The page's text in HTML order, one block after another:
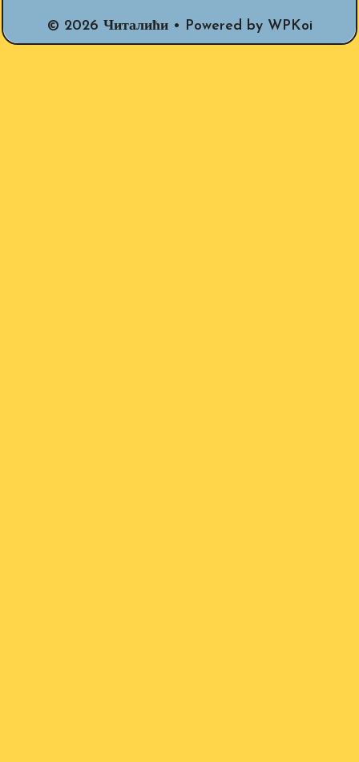
© 2026 Читалићи• Powered by WPKoi